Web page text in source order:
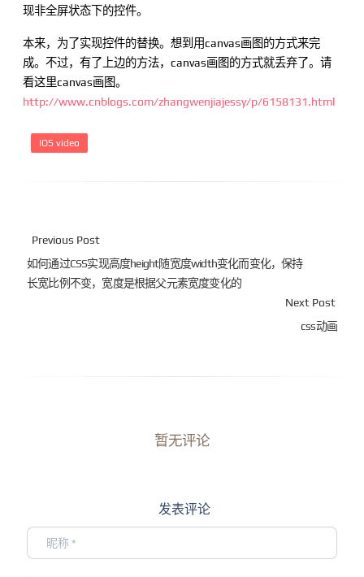
现非全屏状态下的控件。
本来，为了实现控件的替换。想到用canvas画图的方式来完
成。不过，有了上边的方法，canvas画图的方式就丢弃了。请
看这里canvas画图。
http://www.cnblogs.com/zhangwenjiajessy/p/6158131.html
IOS video
Previous Post
如何通过CSS实现高度height随宽度width变化而变化，保持
长宽比例不变，宽度是根据父元素宽度变化的
Next Post
css动画
暂无评论
发表评论